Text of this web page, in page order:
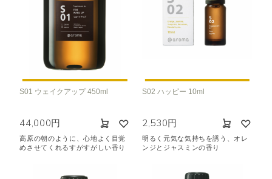
ユーカリ エキゾチック
ヒノキ
S01 ウェイクアップ 450ml
44,000円
高原の朝のように、心地よく目覚
めさせてくれるすがすがしい香り
S02 ハッピー 10ml
2,530円
明るく元気な気持ちを誘う、オレ
ンジとジャスミンの香り